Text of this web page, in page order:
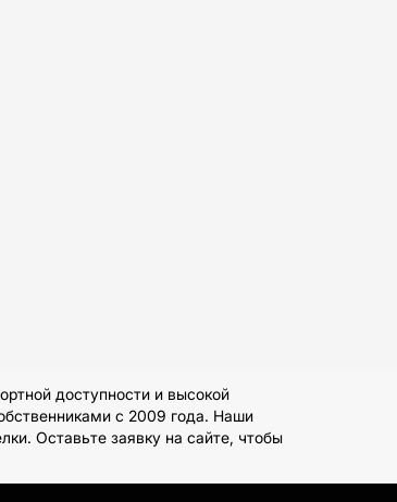
доступности и высокой
с 2009 года. Наши
Оставьте заявку на сайте, чтобы